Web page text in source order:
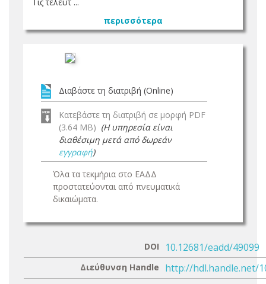
περισσότερα
Διαβάστε τη διατριβή (Online)
Κατεβάστε τη διατριβή σε μορφή PDF
(3.64 MB) (Η υπηρεσία είναι
διαθέσιμη μετά από δωρεάν
εγγραφή)
Όλα τα τεκμήρια στο ΕΑΔΔ
προστατεύονται από πνευματικά
δικαιώματα.
DOI 10.12681/eadd/49099
Διεύθυνση Handle http://hdl.handle.net/